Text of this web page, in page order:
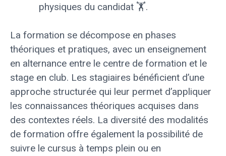
physiques du candidat 🏋️.
La formation se décompose en phases
théoriques et pratiques, avec un enseignement
en alternance entre le centre de formation et le
stage en club. Les stagiaires bénéficient d’une
approche structurée qui leur permet d’appliquer
les connaissances théoriques acquises dans
des contextes réels. La diversité des modalités
de formation offre également la possibilité de
suivre le cursus à temps plein ou en